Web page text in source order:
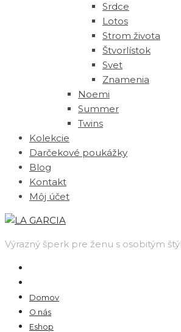
Srdce
Lotos
Strom života
Štvorlístok
Svet
Znamenia
Noemi
Summer
Twins
Kolekcie
Darčekové poukážky
Blog
Kontakt
Môj účet
Výrazný šperk pre ženu s osobitým
Domov
O nás
Eshop